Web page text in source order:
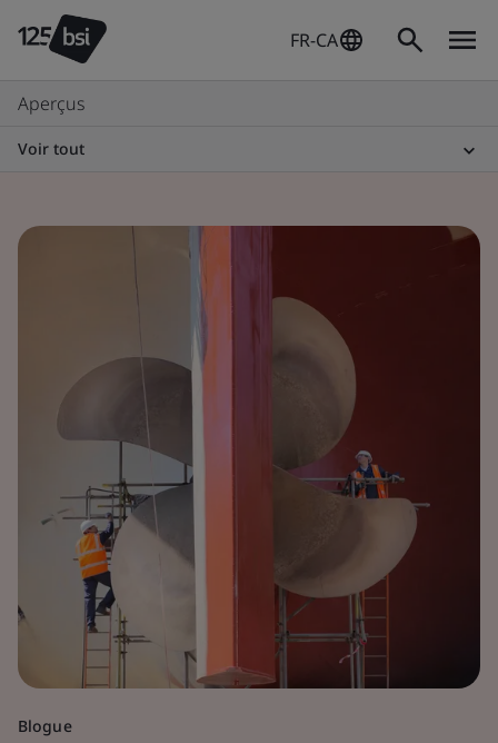
FR-CA
Aperçus
Voir tout
Blogue